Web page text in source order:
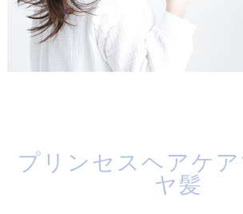
プリンセスヘアケ
ヤ髪